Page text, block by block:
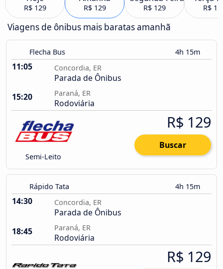
R$ 129 R$ 129 R$ 129 R$
Viagens de ônibus mais baratas amanhã
Flecha Bus 4h 15m
11:05 Concordia, ER
Parada de Ônibus
15:20
Paraná, ER
Rodoviária
Semi-Leito
R$ 129
Buscar
Rápido Tata 4h 15m
14:30 Concordia, ER
Parada de Ônibus
18:45
Paraná, ER
Rodoviária
R$ 129